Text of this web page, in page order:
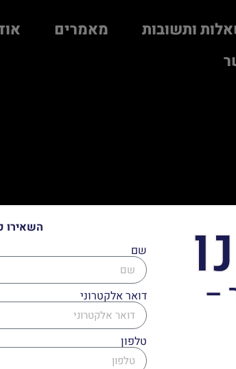
ותשובות מאמרים
–
השאירו
שם
דואר אלקטרוני
טלפון